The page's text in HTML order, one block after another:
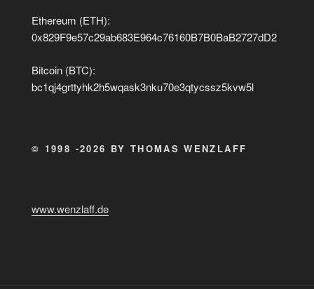
Ethereum (ETH):
0x829F9e57c29ab683E964c76160B7B0BaB2727dD2
Bitcoin (BTC):
bc1qj4grttyhk2h5wqask3nku70e3qtycssz5kvw5l
© 1998 -2026 BY THOMAS WENZLAFF
www.wenzlaff.de